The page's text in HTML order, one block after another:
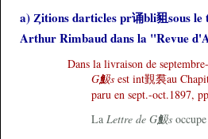
a) Ȥitions darticles pr诵bli豠sous
Arthur Rimbaud dans la "Revue
Dans la livraison de
G魥s est int覲裠au
paru en sept.-oct.1897,
La Lettre de G魥s